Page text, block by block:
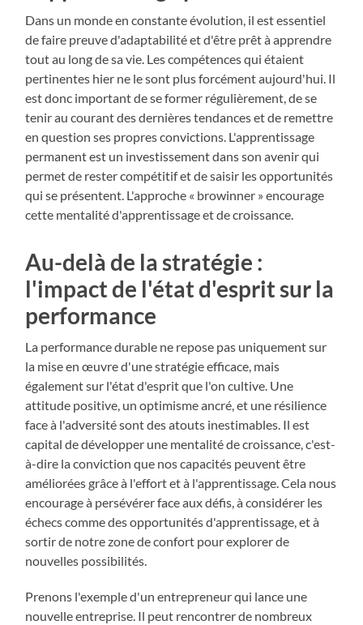
Dans un monde en constante évolution, il est essentiel
de faire preuve d'adaptabilité et d'être prêt à apprendre
tout au long de sa vie. Les compétences qui étaient
pertinentes hier ne le sont plus forcément aujourd'hui. Il
est donc important de se former régulièrement, de se
tenir au courant des dernières tendances et de remettre
en question ses propres convictions. L'apprentissage
permanent est un investissement dans son avenir qui
permet de rester compétitif et de saisir les opportunités
qui se présentent. L'approche « browinner » encourage
cette mentalité d'apprentissage et de croissance.
Au-delà de la stratégie :
l'impact de l'état d'esprit sur la
performance
La performance durable ne repose pas uniquement sur
la mise en œuvre d'une stratégie efficace, mais
également sur l'état d'esprit que l'on cultive. Une
attitude positive, un optimisme ancré, et une résilience
face à l'adversité sont des atouts inestimables. Il est
capital de développer une mentalité de croissance, c'est-
à-dire la conviction que nos capacités peuvent être
améliorées grâce à l'effort et à l'apprentissage. Cela nous
encourage à persévérer face aux défis, à considérer les
échecs comme des opportunités d'apprentissage, et à
sortir de notre zone de confort pour explorer de
nouvelles possibilités.
Prenons l'exemple d'un entrepreneur qui lance une
nouvelle entreprise. Il peut rencontrer de nombreux